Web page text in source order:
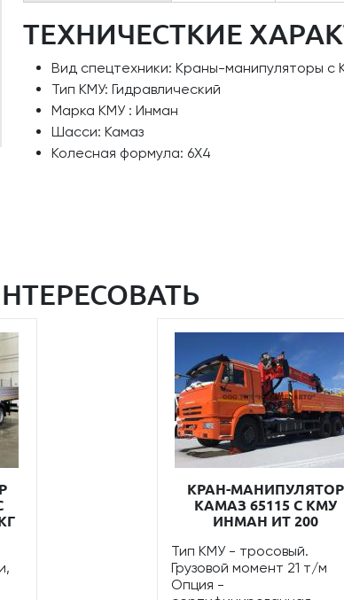
ТЕХНИЧЕСТКИЕ
Вид спецтехники: Краны-манипуляторы с
Тип КМУ: Гидравлический
Марка КМУ : Инман
Шасси: Камаз
Колесная формула: 6Х4
КРАН-МАНИПУЛЯТОР
КАМАЗ 65115 С КМУ
ИНМАН ИТ 200
Тип КМУ - тросовый.
Грузовой момент 21 т/м
Опция -